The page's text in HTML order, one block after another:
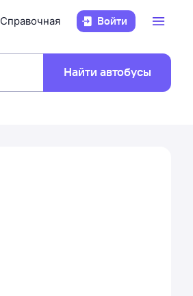
Справочная Войти
Найти автобусы